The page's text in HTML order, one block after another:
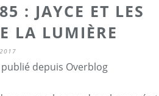
: JAYCE ET LES
LA LUMIÈRE
depuis Overblog